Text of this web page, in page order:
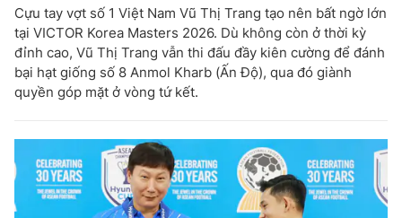
Cựu tay vợt số 1 Việt Nam Vũ Thị Trang tạo nên bất ngờ lớn
tại VICTOR Korea Masters 2026. Dù không còn ở thời kỳ
đỉnh cao, Vũ Thị Trang vẫn thi đấu đầy kiên cường để đánh
bại hạt giống số 8 Anmol Kharb (Ấn Độ), qua đó giành
quyền góp mặt ở vòng tứ kết.